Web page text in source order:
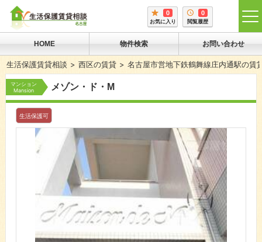
0
お気に入り
0
閲覧履歴
HOME 物件検索 お問い合わせ
生活保護賃貸相談 西区の賃貸 名古屋市営地下鉄鶴舞線庄内通駅の賃
マンション
Mansion
メゾン・ド・M
生活保護可